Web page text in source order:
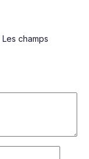
Les champs